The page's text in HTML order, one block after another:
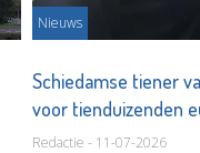
Nieuws
Schiedamse tiener
voor tienduizenden
Redactie - 11-07-2026